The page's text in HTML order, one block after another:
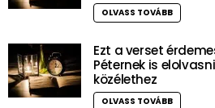
OLVASS TOVÁBB
Ezt a verset
Péternek is
közélethez
OLVASS TOVÁBB